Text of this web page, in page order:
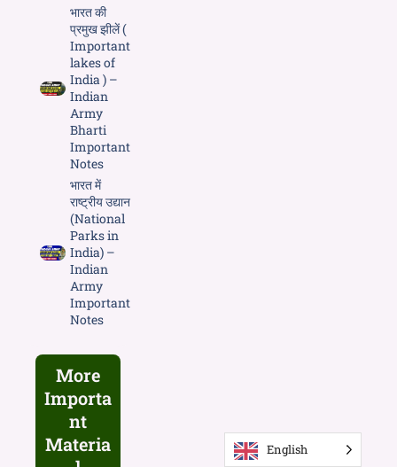
भारत की
प्रमुख झीलें (
Important
lakes of
India ) –
Indian
Army
Bharti
Important
Notes
भारत में
राष्ट्रीय उद्यान
(National
Parks in
India) –
Indian
Army
Important
Notes
More
Importa
nt
Materia
English